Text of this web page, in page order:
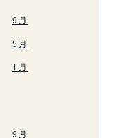
9月
5月
1月
9月